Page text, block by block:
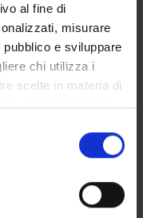
al fine di
misurare
e sviluppare
chi utilizza i
scelte in materia di
proprietà digitale
in qualsiasi
o facendo clic